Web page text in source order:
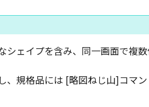
ェイプを含み、同一画面で複
、規格品には [略図ねじ山]コマ